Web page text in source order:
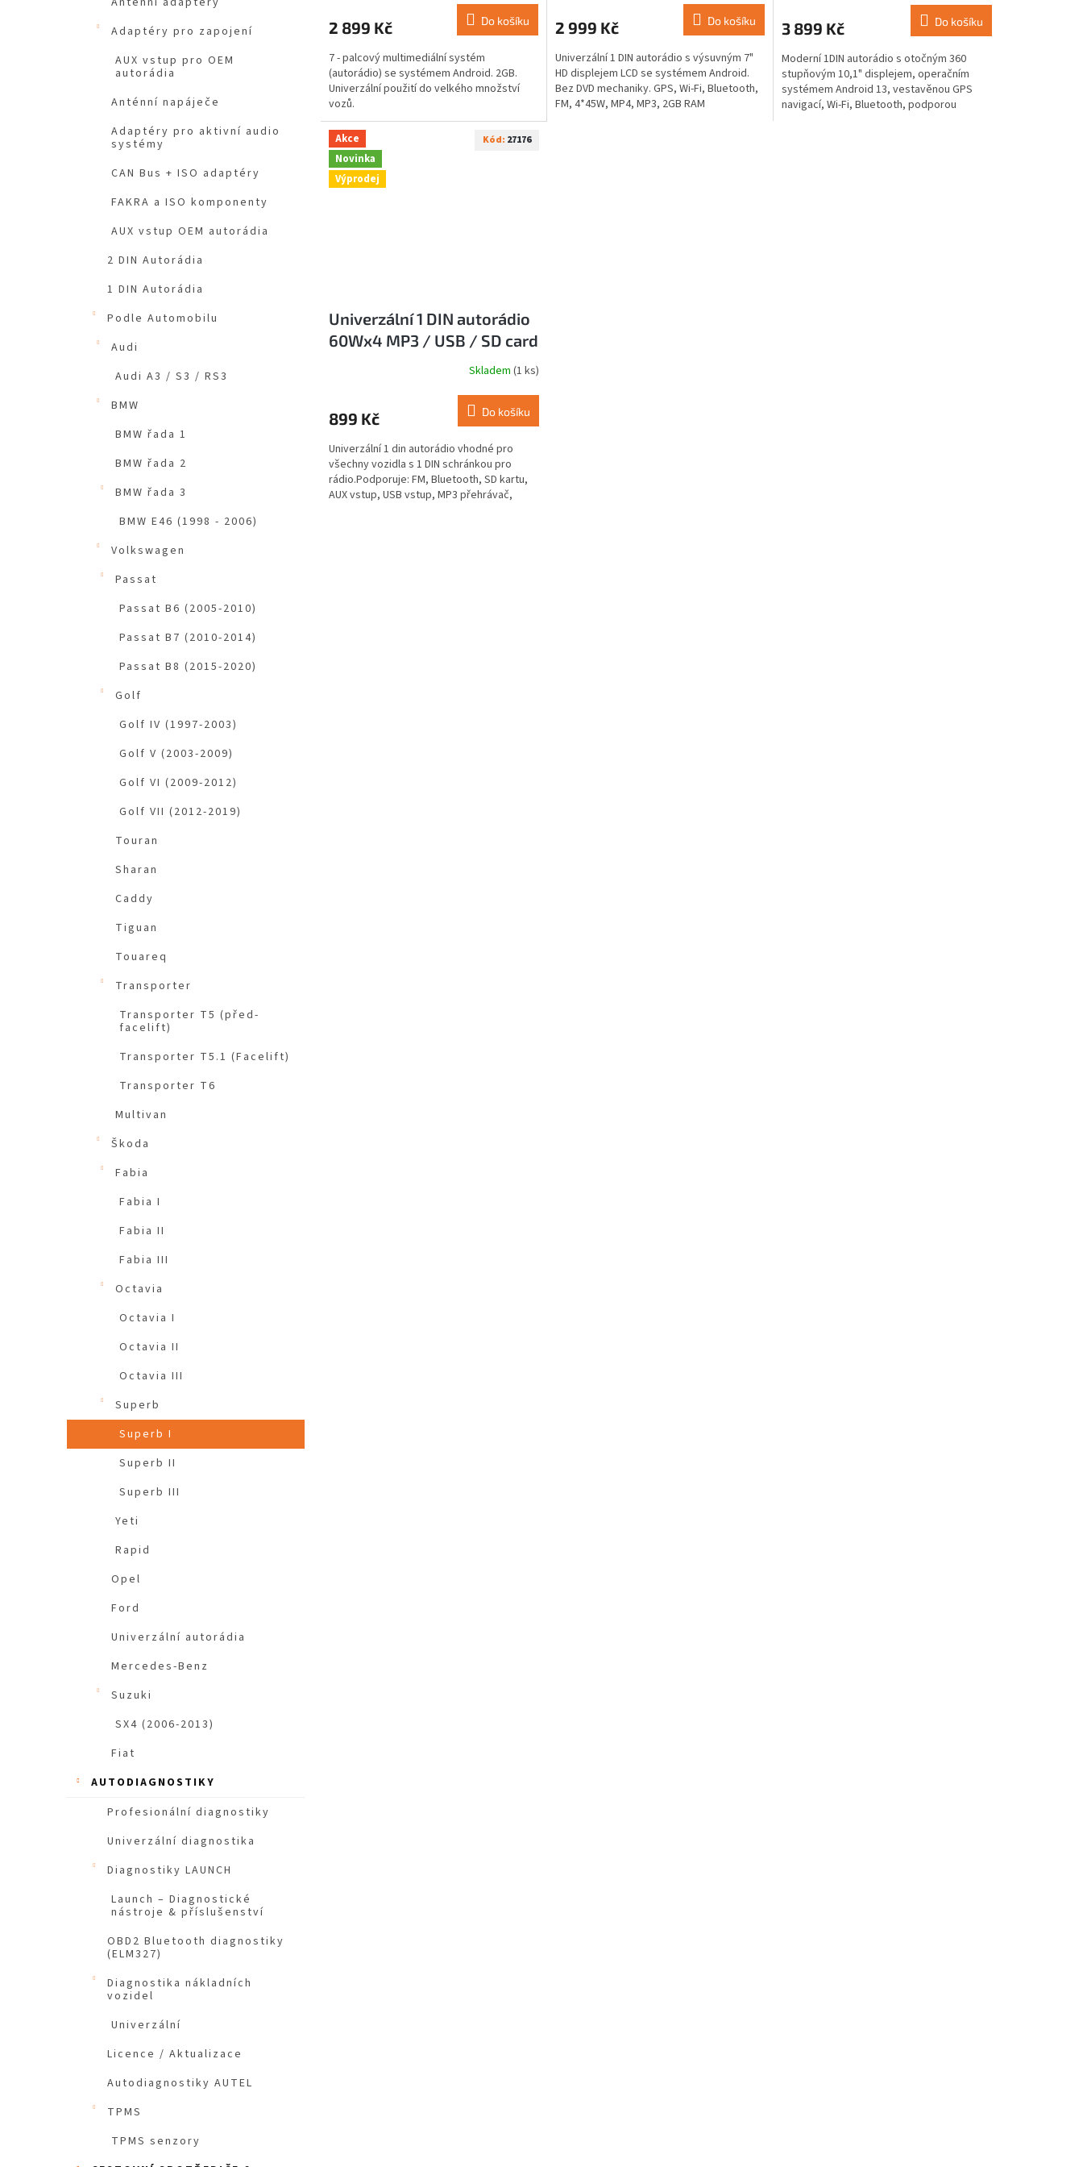
Adaptéry pro zapojení
AUX vstup pro OEM
autorádia
Anténní napáječe
Adaptéry pro aktivní audio
systémy
CAN Bus + ISO adaptéry
FAKRA a ISO komponenty
AUX vstup OEM autorádia
2 DIN Autorádia
1 DIN Autorádia
Podle Automobilu
Audi
Audi A3 / S3 / RS3
BMW
BMW řada 1
BMW řada 2
BMW řada 3
BMW E46 (1998 - 2006)
Volkswagen
Passat
Passat B6 (2005-2010)
Passat B7 (2010-2014)
Passat B8 (2015-2020)
Golf
Golf IV (1997-2003)
Golf V (2003-2009)
Golf VI (2009-2012)
Golf VII (2012-2019)
Touran
Sharan
Caddy
Tiguan
Touareq
Transporter
Transporter T5 (před-
facelift)
Transporter T5.1 (Facelift)
Transporter T6
Multivan
Škoda
Fabia
Fabia I
Fabia II
Fabia III
Octavia
Octavia I
Octavia II
Octavia III
Superb
Superb I
Superb II
Superb III
Yeti
Rapid
Opel
Ford
Univerzální autorádia
Mercedes-Benz
Suzuki
SX4 (2006-2013)
Fiat
AUTODIAGNOSTIKY
Profesionální diagnostiky
Univerzální diagnostika
Diagnostiky LAUNCH
Launch – Diagnostické
nástroje & příslušenství
OBD2 Bluetooth diagnostiky
(ELM327)
Diagnostika nákladních
vozidel
Univerzální
Licence / Aktualizace
Autodiagnostiky AUTEL
TPMS
TPMS senzory
A
2 899 Kč Do košíku
7 - palcový multimediální systém
(autorádio) se systémem Android. 2GB.
Univerzální použití do velkého množství
vozů.
A
2 999 Kč Do košíku
Univerzální 1 DIN autorádio s výsuvným 7"
HD displejem LCD se systémem Android.
Bez DVD mechaniky. GPS, Wi-Fi, Bluetooth,
FM, 4*45W, MP4, MP3, 2GB RAM
3 899 Kč Do košíku
Moderní 1DIN autorádio s otočným 360
stupňovým 10,1" displejem, operačním
systémem Android 13, vestavěnou GPS
navigací, Wi-Fi, Bluetooth, podporou
Akce
Novinka
Výprodej
Univerzální 1 DIN autorádio
60Wx4 MP3 / USB / SD card
je
z
5
hvězdiček.
Skladem (1 ks)
899 Kč Do košíku
Univerzální 1 din autorádio vhodné pro
všechny vozidla s 1 DIN schránkou pro
rádio.Podporuje: FM, Bluetooth, SD kartu,
AUX vstup, USB vstup, MP3 přehrávač,
Kód: 27176